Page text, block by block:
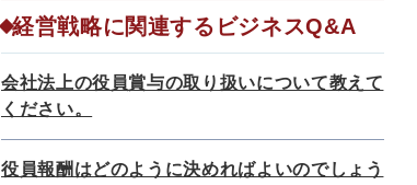
経営戦略に関連するビジネスQ&A
会社法上の役員賞与の取り扱いについて教えて
ください。
役員報酬はどのように決めればよいのでしょう